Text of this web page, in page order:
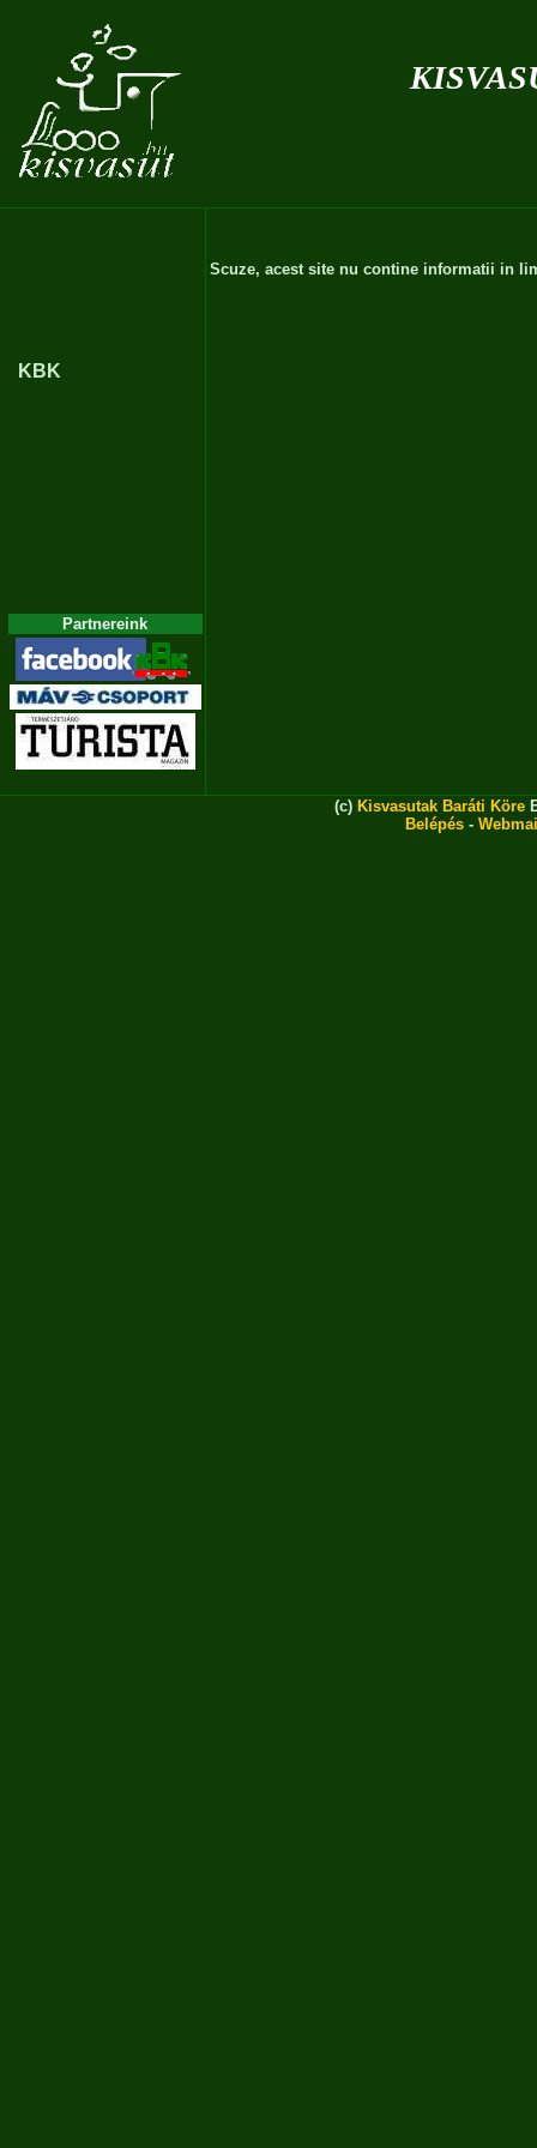
KBK
Partnereink
Scuze, acest site nu contine informatii in
(c) Kisvasutak Baráti Köre
Belépés -